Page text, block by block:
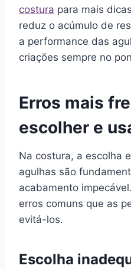
costura para mais
reduz o acúmulo de
a performance das
criações sempre no
Erros mais
escolher e
Na costura, a escolha
agulhas são
acabamento
erros comuns que as
evitá-los.
Escolha